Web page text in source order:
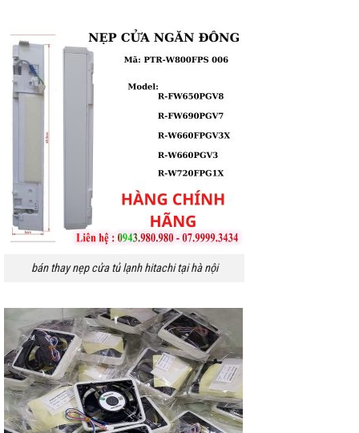
bán thay nẹp cửa tủ lạnh hitachi tại hà nội